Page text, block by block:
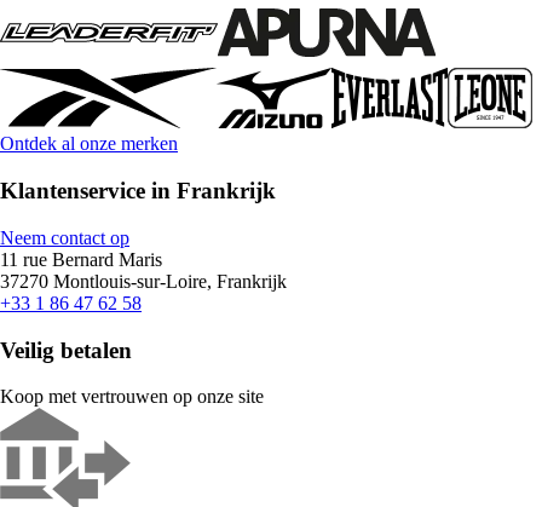
Ontdek al onze merken
Klantenservice in Frankrijk
Neem contact op
11 rue Bernard Maris
37270 Montlouis-sur-Loire, Frankrijk
+33 1 86 47 62 58
Veilig betalen
Koop met vertrouwen op onze site